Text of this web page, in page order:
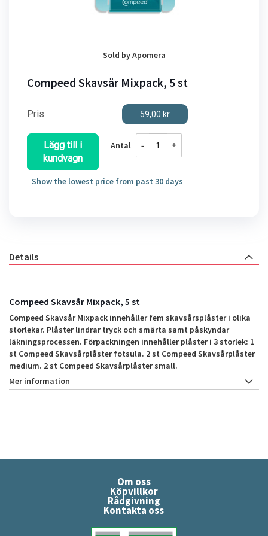
Compeed Skavsår Mixpack, 5 st
Pris 59,00 kr
Antal - +
Lägg till i
kundvagn
Show the lowest price from past 30 days
början
av
Sold byApomera
Details
Compeed Skavsår Mixpack, 5 st
Compeed Skavsår Mixpack innehåller fem skavsårsplåster i olika
storlekar. Plåster lindrar tryck och smärta samt påskyndar
läkningsprocessen. Förpackningen innehåller plåster i 3 storlek: 1
st Compeed Skavsårplåster fotsula. 2 st Compeed Skavsårplåster
medium. 2 st Compeed Skavsårplåster small.
Mer information
Om oss
Köpvillkor
Rådgivning
Kontakta oss